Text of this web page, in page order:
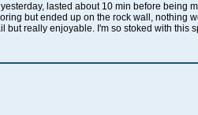
lasted about 10 min before being
but ended up on the rock wall, nothing
really enjoyable. I'm so stoked with this